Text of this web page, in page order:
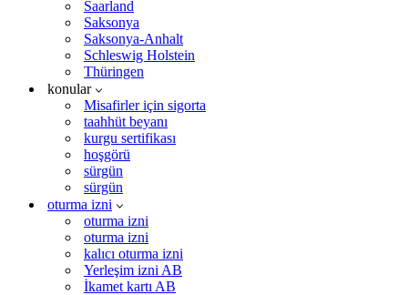
Saarland
Saksonya
Saksonya-Anhalt
Schleswig Holstein
Thüringen
konular
Misafirler için sigorta
taahhüt beyanı
kurgu sertifikası
hoşgörü
sürgün
sürgün
oturma izni
oturma izni
oturma izni
kalıcı oturma izni
Yerleşim izni AB
İkamet kartı AB